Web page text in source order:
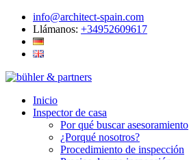
info@architect-spain.com
Llámanos: +34952609617
Inicio
Inspector de casa
Por qué buscar asesoramiento
¿Porqué nosotros?
Procedimiento de inspección